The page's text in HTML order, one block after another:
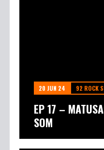
20 JUN 24 92 ROCK
EP 17 –
SOM